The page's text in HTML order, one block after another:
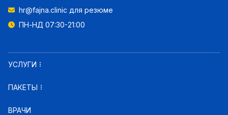
hr@fajna.clinic для резюме
ПН-НД 07:30-21:00
УСЛУГИ
ПАКЕТЫ
ВРАЧИ